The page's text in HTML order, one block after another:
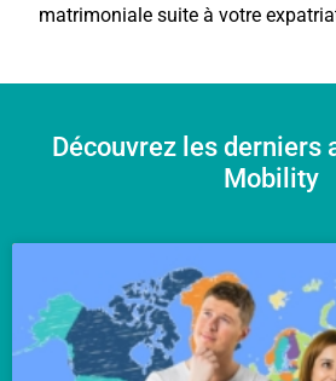
matrimoniale suite à votre
Découvrez les derniers
Mobility